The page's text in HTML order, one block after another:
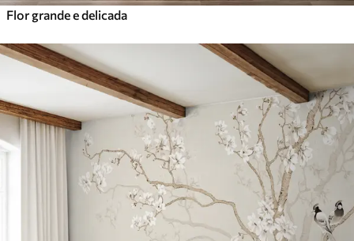
Flor grande e delicada